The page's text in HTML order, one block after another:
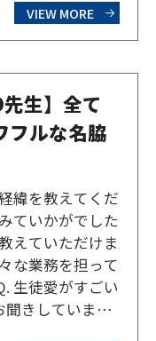
と感じる点はあ
…
VIEW MORE
生】全て
フルな名脇
緯を教えてくだ
ていかがでした
えていただけま
な業務を担って
生徒愛がすごい
きしています